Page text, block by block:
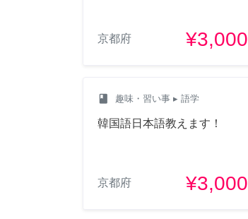
京都府 ¥3,000
class 趣味・習い事 ▸ 語学
韓国語日本語教えます！
京都府 ¥3,000